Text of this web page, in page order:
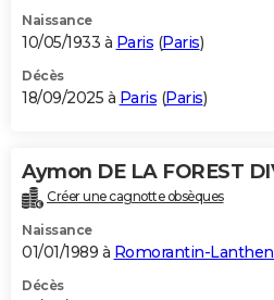
Naissance
10/05/1933 à Paris (Paris)
Décès
18/09/2025 à Paris (Paris)
Aymon DE LA FOREST
Créer une cagnotte obsèques
Naissance
01/01/1989 à Romorantin-
Décès